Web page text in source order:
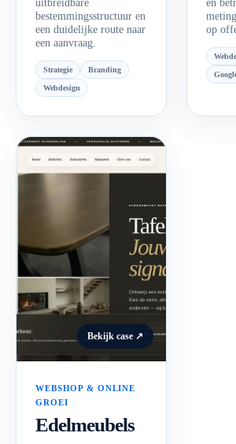
bestemmingsstructuur en
een duidelijke route naar
een aanvraag.
Strategie Branding
Webdesign
op
Bekijk case ↗
WEBSHOP & ONLINE
GROEI
Edelmeubels